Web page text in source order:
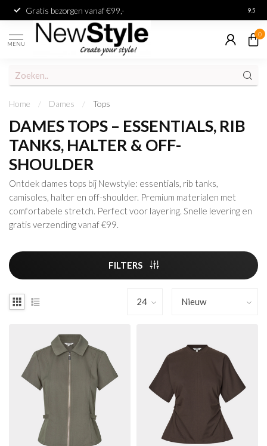
Gratis bezorgen vanaf €99,- 9.5
MENU
0
Home / Dames / Tops
DAMES TOPS – ESSENTIALS, RIB
TANKS, HALTER & OFF-
SHOULDER
Ontdek dames tops bij Newstyle: essentials, rib tanks,
camisoles, halter en off-shoulder. Premium materialen met
comfortabele stretch. Perfect voor layering. Snelle levering en
gratis verzending vanaf €99.
FILTERS